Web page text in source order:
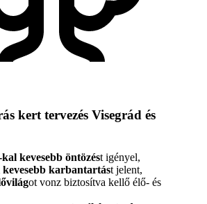
kert tervezés Visegrád és
kevesebb öntözést igényel,
karbantartást jelent,
ot vonz biztosítva kellő élő- és